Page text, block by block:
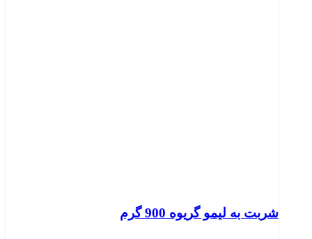
شربت به لیمو گریوه 900 گرم